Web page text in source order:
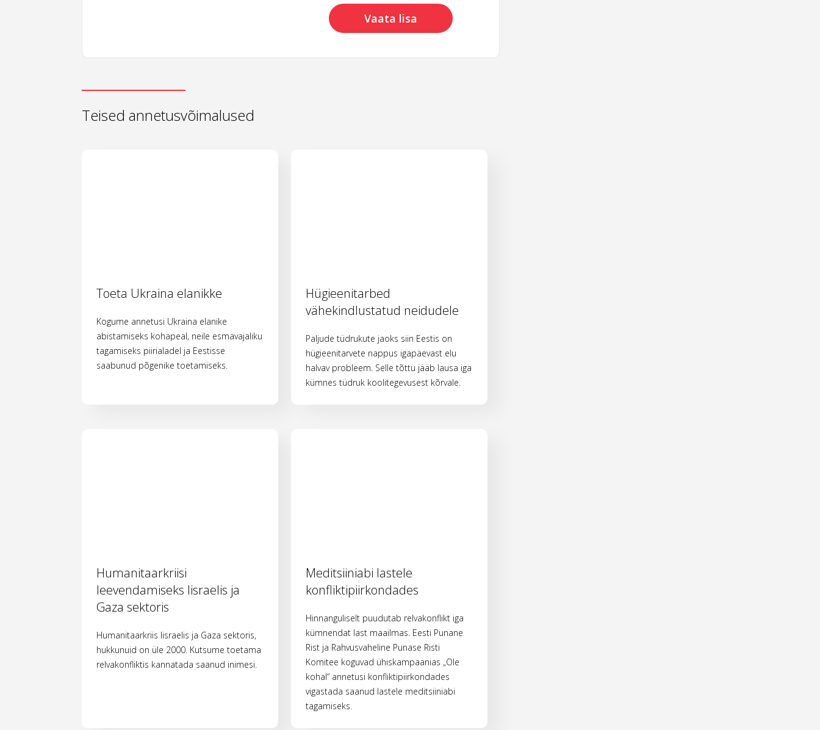
Vaata lisa
Teised annetusvõimalused
Toeta Ukraina elanikke
Kogume annetusi Ukraina elanike
abistamiseks kohapeal, neile esmavajaliku
tagamiseks piirialadel ja Eestisse
saabunud põgenike toetamiseks.
Hügieenitarbed
vähekindlustatud neidudele
Paljude tüdrukute jaoks siin Eestis on
hügieenitarvete nappus igapäevast elu
halvav probleem. Selle tõttu jääb lausa iga
kümnes tüdruk koolitegevusest kõrvale.
Humanitaarkriisi
leevendamiseks Iisraelis ja
Gaza sektoris
Humanitaarkriis Iisraelis ja Gaza sektoris,
hukkunuid on üle 2000. Kutsume toetama
relvakonfliktis kannatada saanud inimesi.
Meditsiiniabi lastele
konfliktipiirkondades
Hinnanguliselt puudutab relvakonflikt iga
kümnendat last maailmas. Eesti Punane
Rist ja Rahvusvaheline Punase Risti
Komitee koguvad ühiskampaanias „Ole
kohal“ annetusi konfliktipiirkondades
vigastada saanud lastele meditsiiniabi
tagamiseks.